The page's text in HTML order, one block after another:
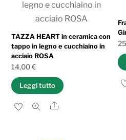
TAZZA HEART in ceramica con
tappo in legno e cucchiaino in
acciaio ROSA
14,00€
Leggi tutto
Share